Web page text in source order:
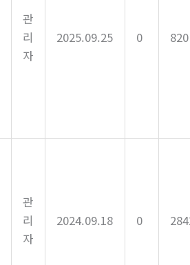
관
리
자
2025.09.25 0 820
관
리
자
2024.09.18 0